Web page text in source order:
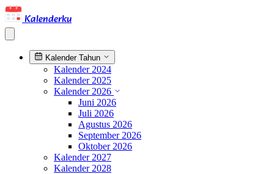
Kalenderku
Kalender Tahun
Kalender 2024
Kalender 2025
Kalender 2026
Juni 2026
Juli 2026
Agustus 2026
September 2026
Oktober 2026
Kalender 2027
Kalender 2028